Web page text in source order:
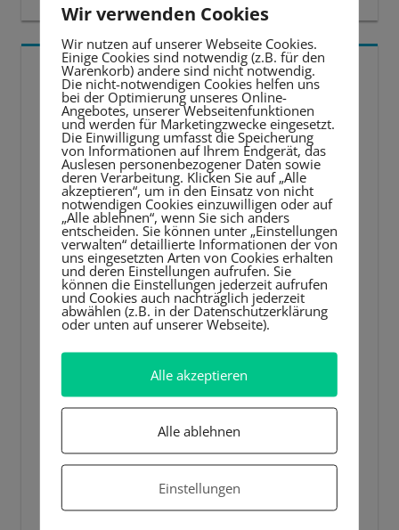
5 BESTE LERNTIPPS
Video-
Player
Wir verwenden Cookies
Wir nutzen auf unserer Webseite Cookies.
Einige Cookies sind notwendig (z.B. für den
Warenkorb) andere sind nicht notwendig.
Die nicht-notwendigen Cookies helfen uns
bei der Optimierung unseres Online-
Angebotes, unserer Webseitenfunktionen
und werden für Marketingzwecke eingesetzt.
Die Einwilligung umfasst die Speicherung
von Informationen auf Ihrem Endgerät, das
Auslesen personenbezogener Daten sowie
deren Verarbeitung. Klicken Sie auf „Alle
akzeptieren“, um in den Einsatz von nicht
notwendigen Cookies einzuwilligen oder auf
„Alle ablehnen“, wenn Sie sich anders
entscheiden. Sie können unter „Einstellungen
verwalten“ detaillierte Informationen der von
uns eingesetzten Arten von Cookies erhalten
und deren Einstellungen aufrufen. Sie
können die Einstellungen jederzeit aufrufen
und Cookies auch nachträglich jederzeit
abwählen (z.B. in der Datenschutzerklärung
oder unten auf unserer Webseite).
Alle akzeptieren
Alle ablehnen
Einstellungen